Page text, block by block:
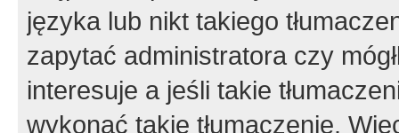
języka lub nikt takiego
zapytać administratora czy
interesuje a jeśli takie
wykonać takie tłumaczenie.